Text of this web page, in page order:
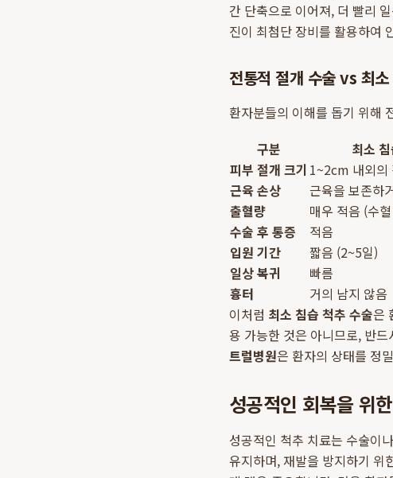
간 단축으로 이어져, 더 빨리
진이 최첨단 장비를 활용하여
전통적 절개 수술 vs 최
환자분들의 이해를 돕기 위해
구분
최소
피부 절개 크기 1~2cm 내외의
근육 손상
근육을 보존하
출혈량
매우 적음 (수
수술 후 통증
적음
입원 기간
짧음 (2~5일)
일상 복귀
빠름
흉터
거의 남지 않음
이처럼 최소 침습 척추 수술은
용 가능한 것은 아니므로, 반
트럴병원은 환자의 상태를 정
성공적인 회복을 위
성공적인 척추 치료는 수술이
유지하며, 재발을 방지하기 위